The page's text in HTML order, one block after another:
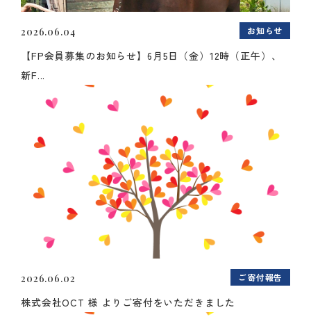
2026.06.04 お知らせ
【FP会員募集のお知らせ】6月5日（金）12時（正午）、
新F...
2026.06.02 ご寄付報告
株式会社OCT 様 よりご寄付をいただきました